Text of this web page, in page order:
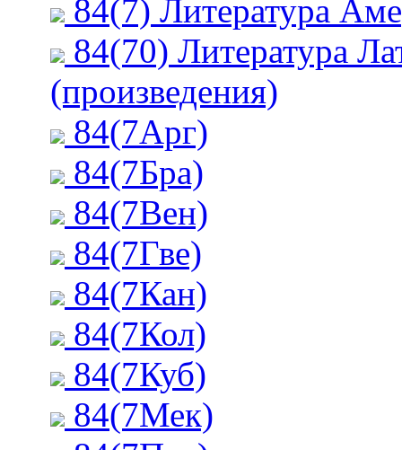
84(7) Литература
84(70) Литература
(произведения)
84(7Арг)
84(7Бра)
84(7Вен)
84(7Гве)
84(7Кан)
84(7Кол)
84(7Куб)
84(7Мек)